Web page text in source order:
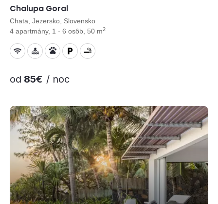
Chalupa Goral
Chata, Jezersko, Slovensko
4 apartmány, 1 - 6 osôb, 50 m2
od 85€ / noc